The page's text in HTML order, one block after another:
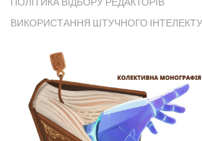
ВИКОРИСТАННЯ ШТУЧНОГО ІНТЕЛЕКТУ